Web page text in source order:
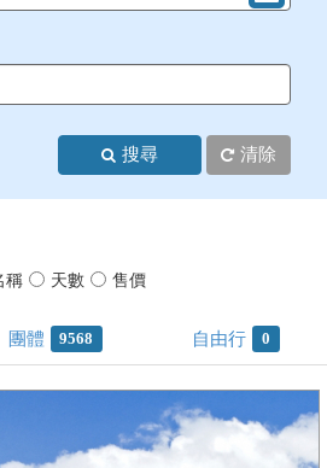
+
+
搜尋 清除
9568 0